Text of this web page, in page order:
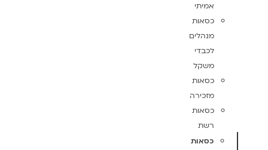
אמיתי
כסאות
מנהלים
לכבדי
משקל
כסאות
מזכירה
כסאות
רשת
כסאות